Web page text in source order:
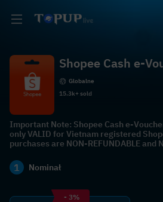
Shopee Cash e-
Globalne
15.3k+ sold
Important Note: Shopee Cash e-
only VALID for Vietnam registered
purchases are NON-REFUNDABLE and
1 Nominał
- 3%